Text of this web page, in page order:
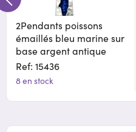
2Pendants poissons
émaillés bleu marine sur
base argent antique
Ref: 15436
8 en stock